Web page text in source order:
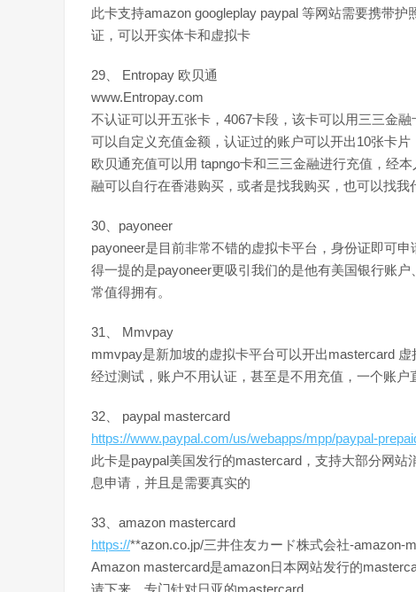
此卡支持amazon googleplay paypal 等网站需要携带
证，可以开实体卡和虚拟卡
29、 Entropay 欧贝通
www.Entropay.com
不认证可以开五张卡，4067卡段，该卡可以用三三金融
可以自定义充值金额，认证过的账户可以开出10张卡片
欧贝通充值可以用 tapngo卡和三三金融进行充值，经
融可以自行在香港购买，或者是找我购买，也可以找我
30、payoneer
payoneer是目前非常不错的虚拟卡平台，身份证即可
得一提的是payoneer更吸引我们的是他有美国银行账
常值得拥有。
31、 Mmvpay
mmvpay是新加坡的虚拟卡平台可以开出mastercard 虚
经过测试，账户不用认证，甚至是不用充值，一个账
32、 paypal mastercard
https://www.paypal.com/us/webapps/mpp/paypal-
此卡是paypal美国发行的mastercard，支持大部分网
息申请，并且是需要真实的
33、amazon mastercard
https://**azon.co.jp/三井住友カード株式会社-amazon-
Amazon mastercard是amazon日本网站发行的
请下来，专门针对日亚的mastercard。